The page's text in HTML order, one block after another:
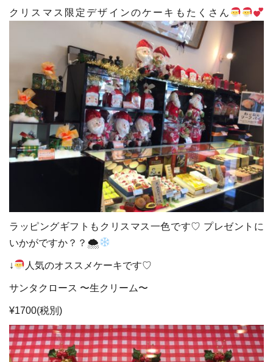
クリスマス限定デザインのケーキもたくさん
ラッピングギフトもクリスマス一色です♡ プレゼントに
いかがですか？？ 🌨
↓ 人気のオススメケーキです♡
サンタクロース 〜生クリーム〜
¥1700(税別)